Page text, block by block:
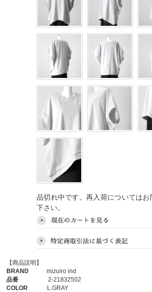
品切れ中です。再入荷についてはお
下さい。
【商品説明】
BRAND mizuiro ind
品番 2-21832502
COLOR L.GRAY